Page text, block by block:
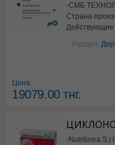
-СМБ
Страна
Действующие
Раздел:
Цена
19079.00тнг.
-Nutrilinea S.r.l